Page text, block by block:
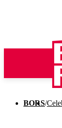
BORS/